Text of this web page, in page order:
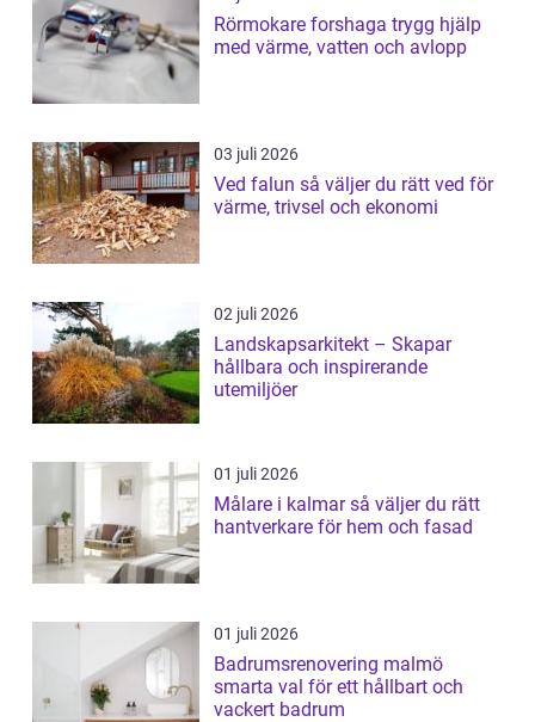
Rörmokare forshaga trygg hjälp
med värme, vatten och avlopp
03 juli 2026
Ved falun så väljer du rätt ved för
värme, trivsel och ekonomi
02 juli 2026
Landskapsarkitekt – Skapar
hållbara och inspirerande
utemiljöer
01 juli 2026
Målare i kalmar så väljer du rätt
hantverkare för hem och fasad
01 juli 2026
Badrumsrenovering malmö
smarta val för ett hållbart och
vackert badrum